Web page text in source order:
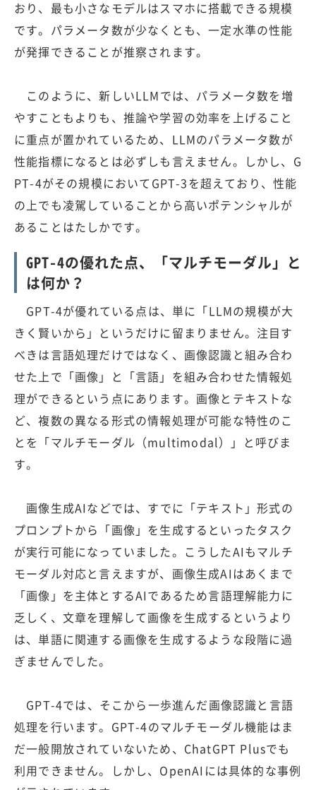
おり、最も小さなモデルはスマホに搭載できる規模
です。パラメータ数が少なくとも、一定水準の性能
が発揮できることが推察されます。
このように、新しいLLMでは、パラメータ数を増
やすこともよりも、推論や学習の効率を上げること
に重点が置かれているため、LLMのパラメータ数が
性能指標になるとは必ずしも言えません。しかし、G
PT-4がその規模においてGPT-3を超えており、性能
の上でも凌駕していることから高いポテンシャルが
あることはたしかです。
GPT-4の優れた点、「マルチモーダル」と
は何か？
GPT-4が優れている点は、単に「LLMの規模が大
きく賢いから」というだけに留まりません。注目す
べきは言語処理だけではなく、画像認識と組み合わ
せた上で「画像」と「言語」を組み合わせた情報処
理ができるという点にあります。画像とテキストな
ど、複数の異なる形式の情報処理が可能な特性のこ
とを「マルチモーダル（multimodal）」と呼びま
す。
画像生成AIなどでは、すでに「テキスト」形式の
プロンプトから「画像」を生成するといったタスク
が実行可能になっていました。こうしたAIもマルチ
モーダル対応と言えますが、画像生成AIはあくまで
「画像」を主体とするAIであるため言語理解能力に
乏しく、文章を理解して画像を生成するというより
は、単語に関連する画像を生成するような段階に過
ぎませんでした。
GPT-4では、そこから一歩進んだ画像認識と言語
処理を行います。GPT-4のマルチモーダル機能はま
だ一般開放されていないため、ChatGPT Plusでも
利用できません。しかし、OpenAIには具体的な事例